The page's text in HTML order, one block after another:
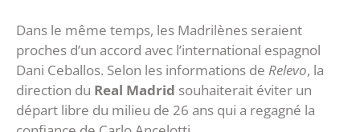
Dans le même temps, les Madrilènes seraient
proches d’un accord avec l’international espagnol
Dani Ceballos. Selon les informations de Relevo, la
direction du Real Madrid souhaiterait éviter un
départ libre du milieu de 26 ans qui a regagné la